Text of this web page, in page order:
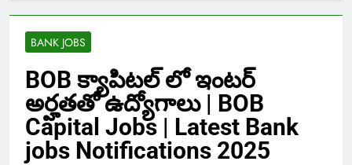
BANK JOBS
BOB క్యాపిటల్ లో ఇంటర్
అర్హతతో ఉద్యోగాలు | BOB
Capital Jobs | Latest Bank
jobs Notifications 2025